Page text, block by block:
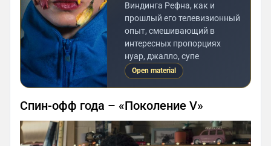
Виндинга Рефна, как и
прошлый его телевизионный
опыт, смешивающий в
интересных пропорциях
нуар, джалло, супе
Open material
Спин-офф года – «Поколение V»